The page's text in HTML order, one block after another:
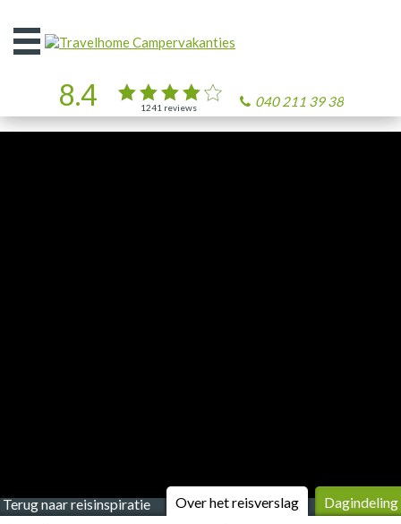
Open
het
040 211 39 38
1241 reviews
8.4
Terug naar reisinspiratie Over het reisverslag Dagindeling